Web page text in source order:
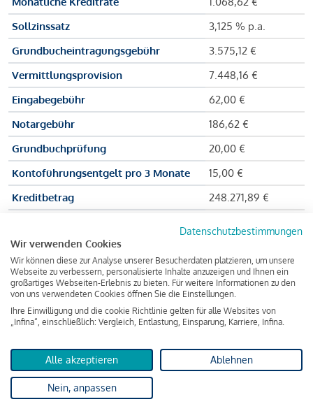
Sollzinssatz
3,125 % p.a.
Grundbucheintragungsgebühr
3.575,12 €
Vermittlungsprovision
7.448,16 €
Eingabegebühr
62,00 €
Notargebühr
186,62 €
Grundbuchprüfung
20,00 €
Kontoführungsentgelt pro 3 Monate
15,00 €
Kreditbetrag
248.271,89 €
Zu zahlender Gesamtbetrag
Kreditvermittler
INFINA Credit
Broker GmbH
von 237.000 Euro ausgezahlt, um die Wohnung zu kaufen.
Darüber hinaus fallen aber noch einige Gebühren an (z. B. die
Grundbucheintragungsgebühr), sodass die Bank den
Datenschutzbestimmungen
Wir verwenden Cookies
Wir können diese zur Analyse unserer Besucherdaten platzieren, um unsere
Webseite zu verbessern, personalisierte Inhalte anzuzeigen und Ihnen ein
großartiges Webseiten-Erlebnis zu bieten. Für weitere Informationen zu den
von uns verwendeten Cookies öffnen Sie die Einstellungen.
Ihre Einwilligung und die cookie Richtlinie gelten für alle Websites von
„Infina“, einschließlich: Vergleich, Entlastung, Einsparung, Karriere, Infina.
Alle akzeptieren Ablehnen
Nein, anpassen